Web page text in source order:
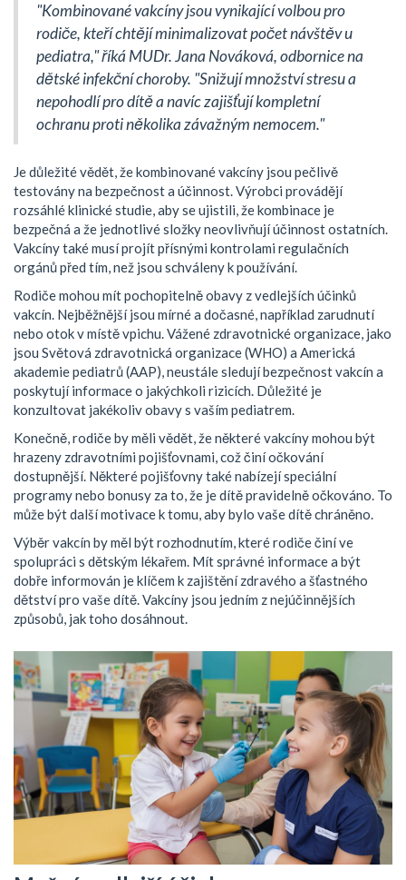
"Kombinované vakcíny jsou vynikající volbou pro
rodiče, kteří chtějí minimalizovat počet návštěv u
pediatra," říká MUDr. Jana Nováková, odbornice na
dětské infekční choroby. "Snižují množství stresu a
nepohodlí pro dítě a navíc zajišťují kompletní
ochranu proti několika závažným nemocem."
Je důležité vědět, že kombinované vakcíny jsou pečlivě
testovány na bezpečnost a účinnost. Výrobci provádějí
rozsáhlé klinické studie, aby se ujistili, že kombinace je
bezpečná a že jednotlivé složky neovlivňují účinnost ostatních.
Vakcíny také musí projít přísnými kontrolami regulačních
orgánů před tím, než jsou schváleny k používání.
Rodiče mohou mít pochopitelně obavy z vedlejších účinků
vakcín. Nejběžnější jsou mírné a dočasné, například zarudnutí
nebo otok v místě vpichu. Vážené zdravotnické organizace, jako
jsou Světová zdravotnická organizace (WHO) a Americká
akademie pediatrů (AAP), neustále sledují bezpečnost vakcín a
poskytují informace o jakýchkoli rizicích. Důležité je
konzultovat jakékoliv obavy s vaším pediatrem.
Konečně, rodiče by měli vědět, že některé vakcíny mohou být
hrazeny zdravotními pojišťovnami, což činí očkování
dostupnější. Některé pojišťovny také nabízejí speciální
programy nebo bonusy za to, že je dítě pravidelně očkováno. To
může být další motivace k tomu, aby bylo vaše dítě chráněno.
Výběr vakcín by měl být rozhodnutím, které rodiče činí ve
spolupráci s dětským lékařem. Mít správné informace a být
dobře informován je klíčem k zajištění zdravého a šťastného
dětství pro vaše dítě. Vakcíny jsou jedním z nejúčinnějších
způsobů, jak toho dosáhnout.